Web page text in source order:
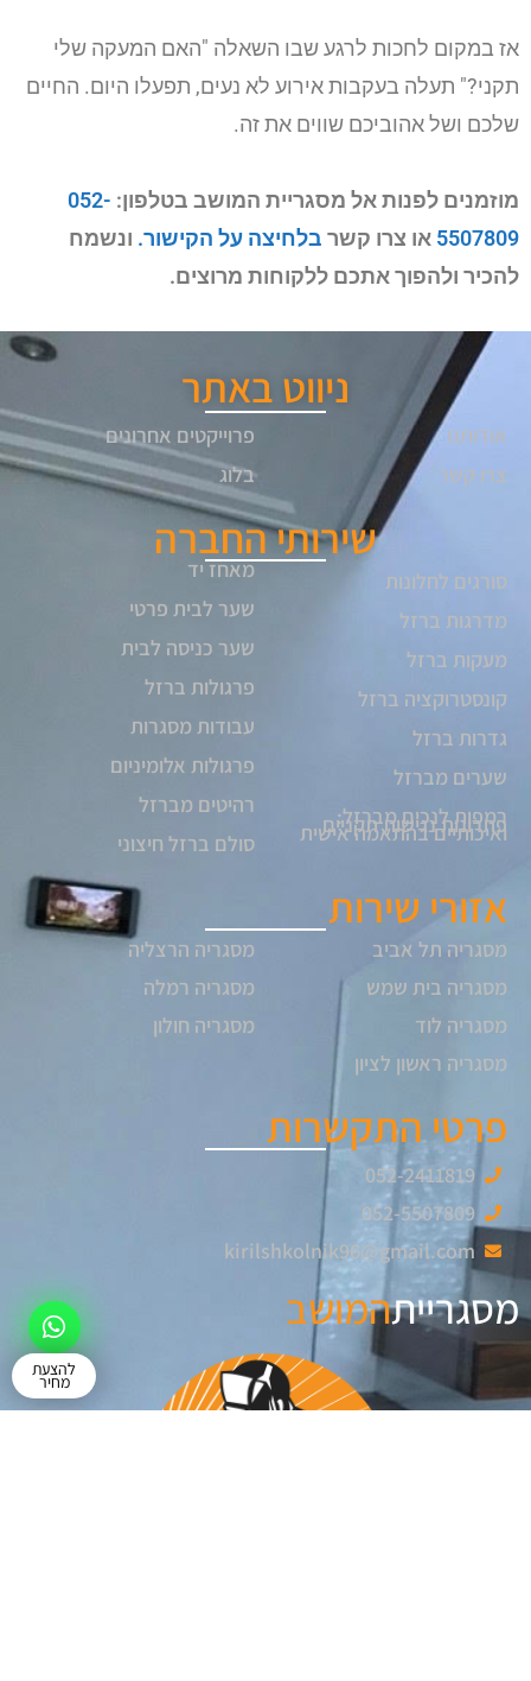
אז במקום לחכות לרגע שבו השאלה "האם המעקה שלי
תקני?" תעלה בעקבות אירוע לא נעים, תפעלו היום. החיים
שלכם ושל אהוביכם שווים את זה.
מוזמנים לפנות אל מסגריית המושב בטלפון: 052-
5507809 או צרו קשר בלחיצה על הקישור. ונשמח
להכיר ולהפוך אתכם ללקוחות מרוצים.
ניווט באתר
אודותנו
צרו קשר
פרוייקטים אחרונים
בלוג
שירותי החברה
סורגים לחלונות
מדרגות ברזל
מעקות ברזל
קונסטרוקציה ברזל
גדרות ברזל
שערים מברזל
רמפות לנכים מברזל:
פתרונות נגישות תקניים
ואיכותיים בהתאמה אישית
מאחז יד
שער לבית פרטי
שער כניסה לבית
פרגולות ברזל
עבודות מסגרות
פרגולות אלומיניום
רהיטים מברזל
סולם ברזל חיצוני
אזורי שירות
מסגריה תל אביב
מסגריה בית שמש
מסגריה לוד
מסגריה ראשון לציון
מסגריה הרצליה
מסגריה רמלה
מסגריה חולון
פרטי התקשרות
052-2411819
052-5507809
kirilshkolnik96@gmail.com
מסגרייתהמושב
להצעת
מחיר